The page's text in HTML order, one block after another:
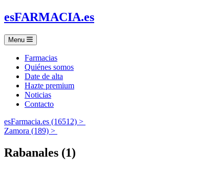
esFARMACIA.es
Menu
Farmacias
Quiénes somos
Date de alta
Hazte premium
Noticias
Contacto
esFarmacia.es (16512) >
Zamora (189) >
Rabanales (1)